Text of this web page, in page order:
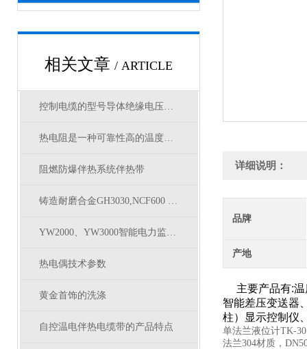
相关文章 / ARTICLE
控制电缆的型号导体绝缘电压及电气性能
热电阻是一种可靠性高的温度测量器
阻燃防爆伴热系统伴热带
铸造耐磨合金GH3030,NCF600 Hr）HR1230
YW2000、YW3000智能电力监测仪与常规电量变送器的比较
热电偶技术参数
黄金首饰的洗涤
自控温电伴热电缆带的产品特点
详细说明：
品牌
产地
主要产品有:温
智能差压变送器
柱）显示控制仪
单法兰液位计TK-
法兰304材质，